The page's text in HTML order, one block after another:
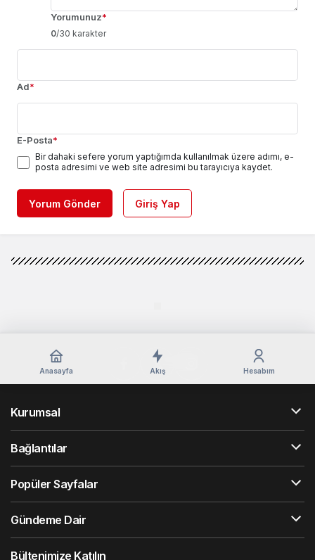
Yorumunuz*
0/30 karakter
Ad*
E-Posta*
Bir dahaki sefere yorum yaptığımda kullanılmak üzere adımı, e-
posta adresimi ve web site adresimi bu tarayıcıya kaydet.
Yorum Gönder Giriş Yap
Anasayfa Akış Hesabım
Kurumsal
Bağlantılar
Popüler Sayfalar
Gündeme Dair
Bültenimize Katılın